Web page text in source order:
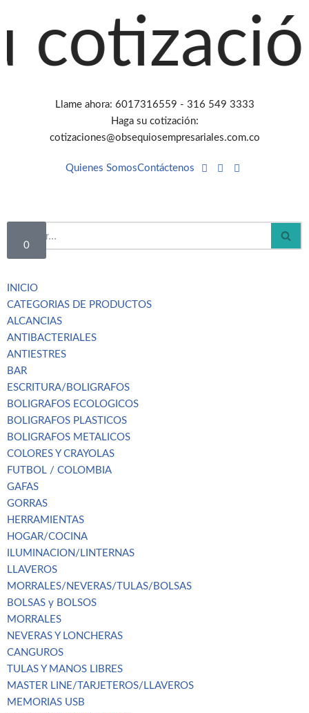
Llame ahora: 6017316559 - 316 549 3333
Haga su cotización:
cotizaciones@obsequiosempresariales.com.co
Quienes SomosContáctenos
0
INICIO
CATEGORIAS DE PRODUCTOS
ALCANCIAS
ANTIBACTERIALES
ANTIESTRES
BAR
ESCRITURA/BOLIGRAFOS
BOLIGRAFOS ECOLOGICOS
BOLIGRAFOS PLASTICOS
BOLIGRAFOS METALICOS
COLORES Y CRAYOLAS
FUTBOL / COLOMBIA
GAFAS
GORRAS
HERRAMIENTAS
HOGAR/COCINA
ILUMINACION/LINTERNAS
LLAVEROS
MORRALES/NEVERAS/TULAS/BOLSAS
BOLSAS y BOLSOS
MORRALES
NEVERAS Y LONCHERAS
CANGUROS
TULAS Y MANOS LIBRES
MASTER LINE/TARJETEROS/LLAVEROS
MEMORIAS USB